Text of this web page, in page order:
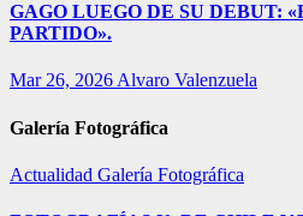
GAGO LUEGO DE SU DEBUT:
PARTIDO».
Mar 26, 2026 Alvaro Valenzuela
Galería Fotográfica
Actualidad Galería Fotográfica